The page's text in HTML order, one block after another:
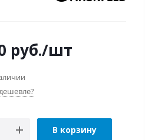
руб./шт
В корзину